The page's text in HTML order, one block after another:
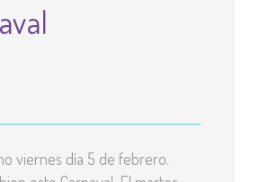
viernes día 5 de febrero.